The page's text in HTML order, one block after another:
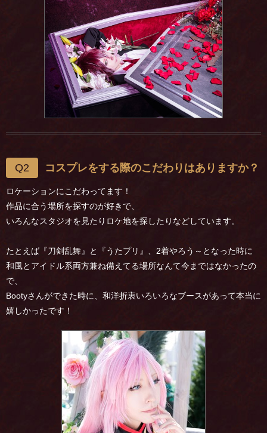
Q2 コスプレをする際のこだわりはありますか？
ロケーションにこだわってます！
作品に合う場所を探すのが好きで、
いろんなスタジオを見たりロケ地を探したりなどしています。
たとえば『刀剣乱舞』と『うたプリ』、2着やろう～となった時に
和風とアイドル系両方兼ね備えてる場所なんて今まではなかったの
で、
Bootyさんができた時に、和洋折衷いろいろなブースがあって本当に
嬉しかったです！